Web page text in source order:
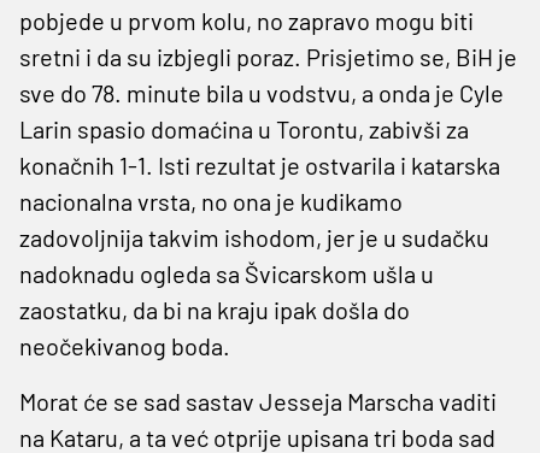
pobjede u prvom kolu, no zapravo mogu biti
sretni i da su izbjegli poraz. Prisjetimo se, BiH je
sve do 78. minute bila u vodstvu, a onda je Cyle
Larin spasio domaćina u Torontu, zabivši za
konačnih 1-1. Isti rezultat je ostvarila i katarska
nacionalna vrsta, no ona je kudikamo
zadovoljnija takvim ishodom, jer je u sudačku
nadoknadu ogleda sa Švicarskom ušla u
zaostatku, da bi na kraju ipak došla do
neočekivanog boda.
Morat će se sad sastav Jesseja Marscha vaditi
na Kataru, a ta već otprije upisana tri boda sad